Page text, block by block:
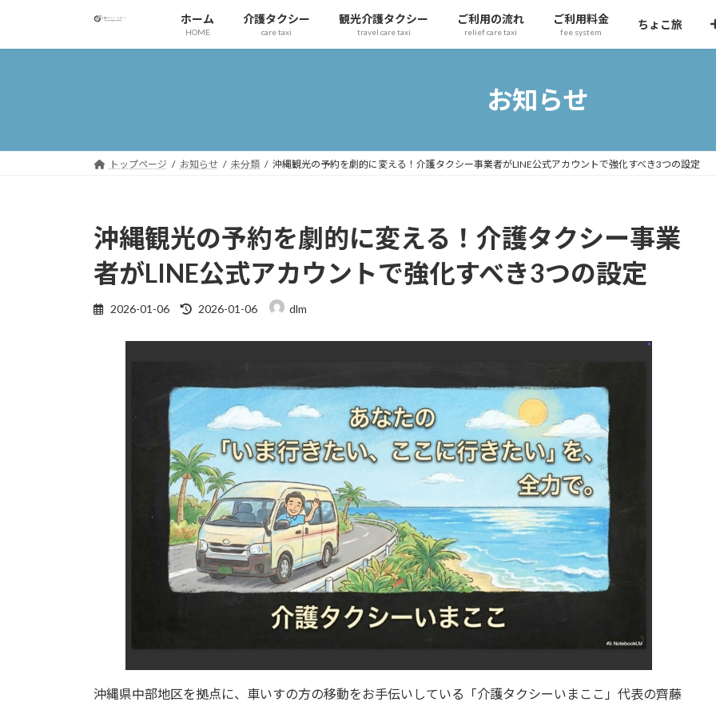
テ
ゲ
ホーム
HOME
介護タクシー
care taxi
観光介護タクシー
travel care taxi
ご利用の流れ
relief care taxi
ご利用料金
fee system
ちょこ旅
お知らせ
トップページ お知らせ 未分類 沖縄観光の予約を劇的に変える！介護タクシー事業者がLINE公式アカウントで強化すべき3つの設定
沖縄観光の予約を劇的に変える！介護タクシー事業
者がLINE公式アカウントで強化すべき3つの設定
2026-01-06
最
時
2026-01-06 dlm
沖縄県中部地区を拠点に、車いすの方の移動をお手伝いしている「介護タクシーいまここ」代表の齊藤